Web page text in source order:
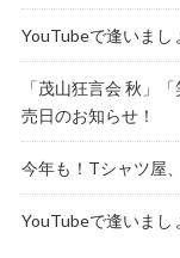
YouTubeで逢いまし
「茂山狂言会 秋」
売日のお知らせ！
今年も！Tシャツ屋
YouTubeで逢いまし